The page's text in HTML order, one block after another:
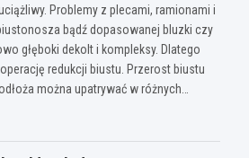
Problemy z plecami, ramionami i
bądź dopasowanej bluzki czy
głęboki dekolt i kompleksy. Dlatego
redukcji biustu. Przerost biustu
można upatrywać w różnych…